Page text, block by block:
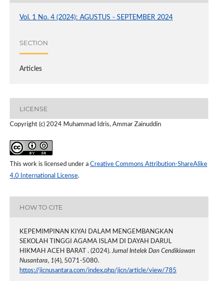
Vol. 1 No. 4 (2024): AGUSTUS - SEPTEMBER 2024
SECTION
Articles
LICENSE
Copyright (c) 2024 Muhammad Idris, Ammar Zainuddin
This work is licensed under a Creative Commons Attribution-ShareAlike
4.0 International License.
HOW TO CITE
KEPEMIMPINAN KIYAI DALAM MENGEMBANGKAN
SEKOLAH TINGGI AGAMA ISLAM DI DAYAH DARUL
HIKMAH ACEH BARAT . (2024).Jurnal Intelek Dan Cendikiawan
Nusantara, 1(4), 5071-5080.
https://jicnusantara.com/index.php/jicn/article/view/785